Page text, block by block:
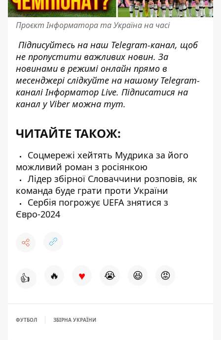
Проєкт Інформатора та Україна на часі
Підписуйтесь на наш Telegram-канал, щоб
не пропустити важливих новин. За
новинами в режимі онлайн прямо в
месенджері слідкуйте на нашому Telegram-
каналі Інформатор Live. Підписатися на
канал у Viber можна тут.
ЧИТАЙТЕ ТАКОЖ:
Соцмережі хейтять Мудрика за його
можливий роман з росіянкою
Лідер збірної Словаччини розповів, як
команда буде грати проти України
Сербія погрожує UEFA знятися з
Євро-2024
👍 🔥 ♥ 😭 😆 😡
ФУТБОЛ ЗБІРНА УКРАЇНИ